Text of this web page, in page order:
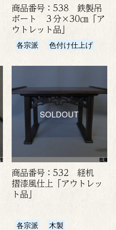
商品番号：538 鉄製吊
ボート ３分×30㎝「ア
ウトレット品」
各宗派 色付け仕上げ
SOLDOUT
商品番号：532 経机
摺漆風仕上「アウトレッ
ト品」
各宗派 木製